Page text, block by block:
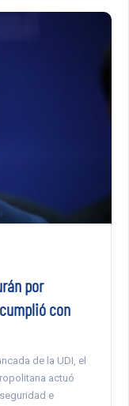
por
con
de la UDI, el
actuó
e